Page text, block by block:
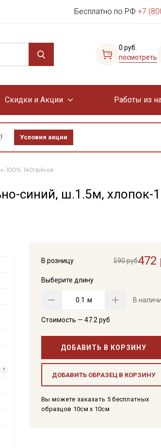
Бесплатно по РФ +7
0 руб.
посмотреть
Скидки и Акции Работы из
Условия акции
100%, 140гр/м.кв
синий, ш.1.5м, хлопок-
В розницу 590 руб472
Выберите длину
м В
Стоимость — 47.2 руб
ДОБАВИТЬ В КОРЗИНУ
ДОБАВИТЬ ОБРАЗЕЦ В КОРЗИНУ
Вы можете заказать 5 бесплатных
образцов 10см x 10см
?